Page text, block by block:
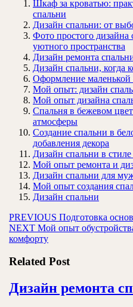
Шкаф за кроватью:
спальни
Дизайн спальни: от
Фото простого дизайна
уютного пространства
Дизайн ремонта
Дизайн спальни, когда
Оформление маленькой
Мой опыт: дизайн
Мой опыт дизайна
Спальня в бежевом
атмосферы
Создание спальни в
добавления декора
Дизайн спальни в стиле
Мой опыт ремонта и
Дизайн спальни для
Мой опыт создания
Дизайн спальни
Навигация
по
PREVIOUS Предыдущая
запись:
Подготовка
NEXT Следующая
запись:
Мой опыт
комфорту
Related Post
Дизайн ремонта